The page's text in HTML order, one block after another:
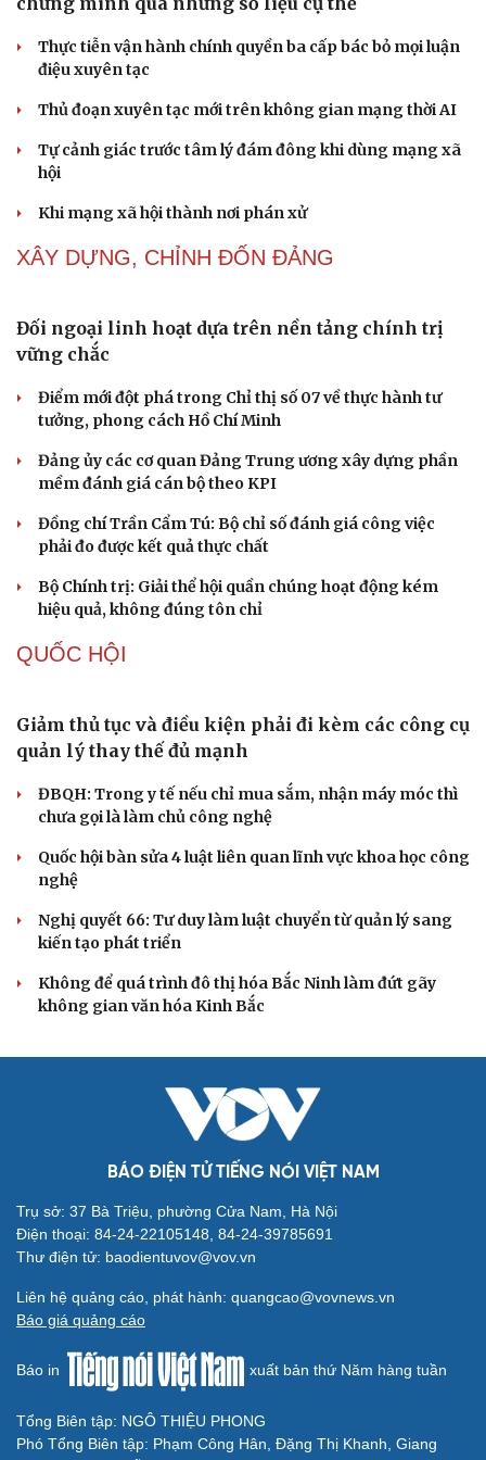
Cải chính
Tôi bất lực khi vợ luôn mang chuyện ở rể ra làm "vũ khí"
sau mỗi lần cãi nhau
Hoa sữa
Khúc mùa thu
Tình dục tuổi 40+: Khác gì tuổi đôi mươi và cách duy trì
đời sống viên mãn
NHẬN DIỆN SỰ THẬT
chứng minh qua những số liệu cụ thể
Thực tiễn vận hành chính quyền ba cấp bác bỏ mọi luận
điệu xuyên tạc
Thủ đoạn xuyên tạc mới trên không gian mạng thời AI
Tự cảnh giác trước tâm lý đám đông khi dùng mạng xã
hội
Khi mạng xã hội thành nơi phán xử
NHẬN DIỆN SỰ THẬT
Thực tiễn vận hành chính quyền ba cấp bác bỏ mọi luận
điệu xuyên tạc
Thủ đoạn xuyên tạc mới trên không gian mạng thời AI
Tự cảnh giác trước tâm lý đám đông khi dùng mạng xã
hội
Khi mạng xã hội thành nơi phán xử
XÂY DỰNG, CHỈNH ĐỐN ĐẢNG
vững chắc
Điểm mới đột phá trong Chỉ thị số 07 về thực hành tư
tưởng, phong cách Hồ Chí Minh
Đảng ủy các cơ quan Đảng Trung ương xây dựng phần
mềm đánh giá cán bộ theo KPI
Đồng chí Trần Cẩm Tú: Bộ chỉ số đánh giá công việc
phải đo được kết quả thực chất
hiệu quả, không đúng tôn chỉ
QUỐC HỘI
Giảm thủ tục và điều kiện phải đi kèm các công cụ
quản lý thay thế đủ mạnh